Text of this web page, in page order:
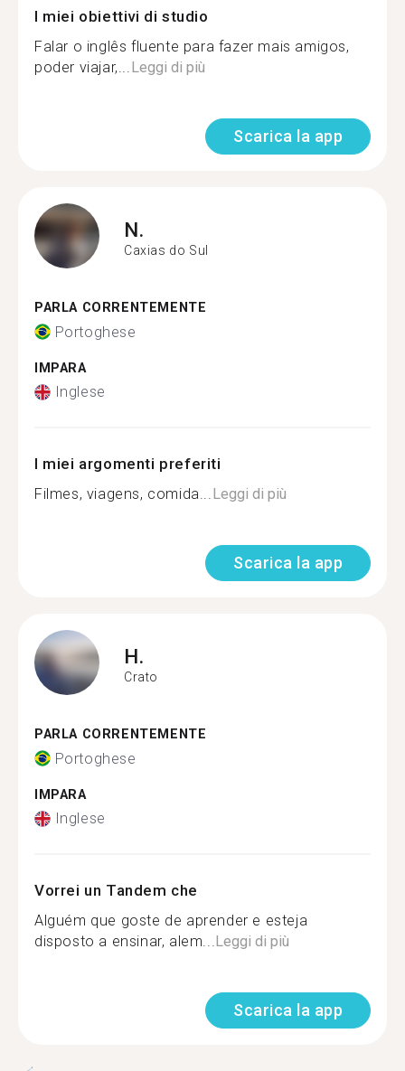
I miei obiettivi di studio
Falar o inglês fluente para fazer mais amigos,
poder viajar,...Leggi di più
Scarica la app
N.
Caxias do Sul
PARLA CORRENTEMENTE
Portoghese
IMPARA
Inglese
I miei argomenti preferiti
Filmes, viagens, comida...Leggi di più
Scarica la app
H.
Crato
PARLA CORRENTEMENTE
Portoghese
IMPARA
Inglese
Vorrei un Tandem che
Alguém que goste de aprender e esteja
disposto a ensinar, alem...Leggi di più
Scarica la app